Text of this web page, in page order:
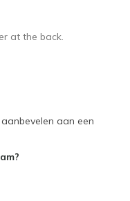
at the back.
aan een